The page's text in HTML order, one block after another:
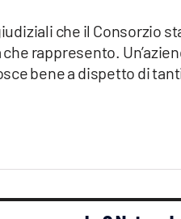
che il Consorzio
rappresento.
bene a dispetto di